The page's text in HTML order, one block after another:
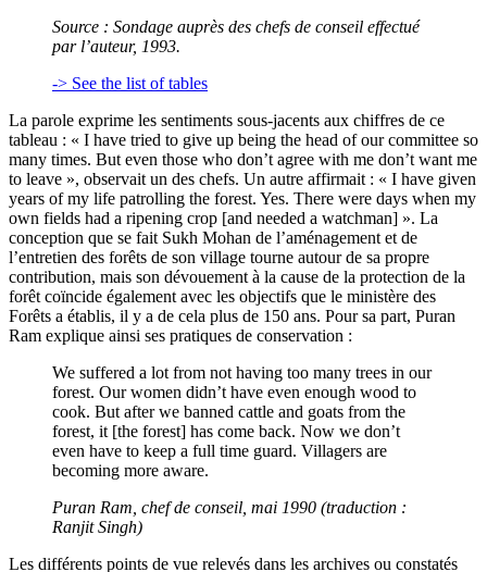
Source : Sondage auprès des chefs de conseil effectué
par l’auteur, 1993.
-> See the list of tables
La parole exprime les sentiments sous-jacents aux chiffres de ce
tableau : « I have tried to give up being the head of our committee so
many times. But even those who don’t agree with me don’t want me
to leave », observait un des chefs. Un autre affirmait : « I have given
years of my life patrolling the forest. Yes. There were days when my
own fields had a ripening crop [and needed a watchman] ». La
conception que se fait Sukh Mohan de l’aménagement et de
l’entretien des forêts de son village tourne autour de sa propre
contribution, mais son dévouement à la cause de la protection de la
forêt coïncide également avec les objectifs que le ministère des
Forêts a établis, il y a de cela plus de 150 ans. Pour sa part, Puran
Ram explique ainsi ses pratiques de conservation :
We suffered a lot from not having too many trees in our
forest. Our women didn’t have even enough wood to
cook. But after we banned cattle and goats from the
forest, it [the forest] has come back. Now we don’t
even have to keep a full time guard. Villagers are
becoming more aware.
Puran Ram, chef de conseil, mai 1990 (traduction :
Ranjit Singh)
Les différents points de vue relevés dans les archives ou constatés